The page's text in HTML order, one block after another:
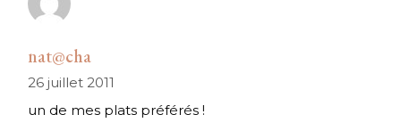
nat@cha
26 juillet 2011
un de mes plats préférés !